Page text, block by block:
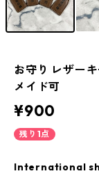
お守り レザー
メイド可
¥900
残り1点
International